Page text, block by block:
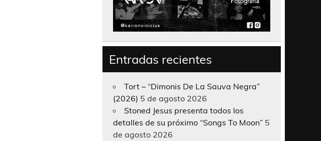
Entradas recientes
Tort – “Dimonis De La Sauva Negra”
(2026) 5 de agosto 2026
Stoned Jesus presenta todos los
detalles de su próximo “Songs To Moon” 5
de agosto 2026